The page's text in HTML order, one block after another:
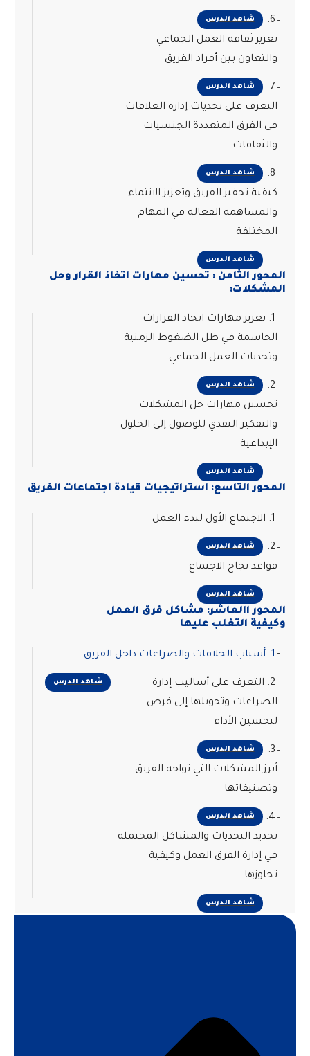
شاهد الدرس
6.
تعزيز ثقافة العمل الجماعي
والتعاون بين أفراد الفريق
شاهد الدرس
7.
التعرف على تحديات إدارة العلاقات
في الفرق المتعددة الجنسيات
والثقافات
شاهد الدرس
8.
كيفية تحفيز الفريق وتعزيز الانتماء
والمساهمة الفعالة في المهام
المختلفة
شاهد الدرس
المحور الثامن : تحسين مهارات اتخاذ القرار وحل
المشكلات:
1. تعزيز مهارات اتخاذ القرارات
الحاسمة في ظل الضغوط الزمنية
وتحديات العمل الجماعي
شاهد الدرس
2.
تحسين مهارات حل المشكلات
والتفكير النقدي للوصول إلى الحلول
الإبداعية
شاهد الدرس
المحور التاسع: استراتيجيات قيادة اجتماعات الفريق
شاهد الدرس
2.
قواعد نجاح الاجتماع
شاهد الدرس
المحور االعاشر: مشاكل فرق العمل
وكيفية التغلب عليها
شاهد الدرس
2. التعرف على أساليب إدارة
الصراعات وتحويلها إلى فرص
لتحسين الأداء
شاهد الدرس
3.
أبرز المشكلات التي تواجه الفريق
وتصنيفاتها
شاهد الدرس
4.
تحديد التحديات والمشاكل المحتملة
في إدارة الفرق العمل وكيفية
تجاوزها
شاهد الدرس